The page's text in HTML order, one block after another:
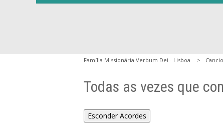
Família Missionária Verbum Dei - Lisboa
Todas as vezes que
Esconder Acordes